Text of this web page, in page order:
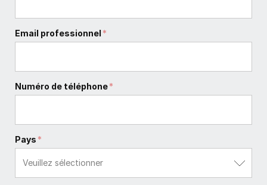
Email professionnel *
Numéro de téléphone*
Pays *